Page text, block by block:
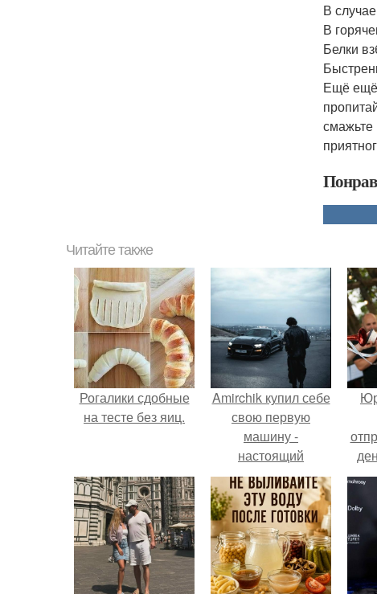
В
В
Белки
Ещё ещё
смажьте
Читайте также
Рогалики сдобные
на тесте без яиц.
Amirchik купил себе
свою первую
машину -
настоящий
автомобиль мечты
для многих
автолюбителей.